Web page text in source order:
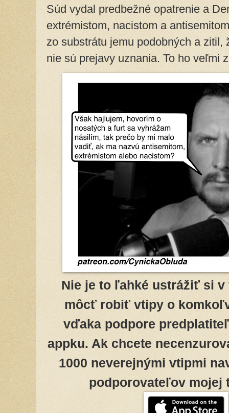
Súd vydal predbežné opatrenie a
extrémistom, nacistom a
zo substrátu jemu podobných a
nie sú prejavy uznania. To ho veľmi
Nie je to ľahké ustrážiť si
môcť robiť vtipy o
vďaka podpore
appku. Ak chcete
1000 neverejnými vtipmi
podporovateľov mojej